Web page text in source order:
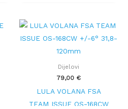
Dijelovi
79,00 €
LULA VOLANA FSA
TEAM ISSUE OS-168CW